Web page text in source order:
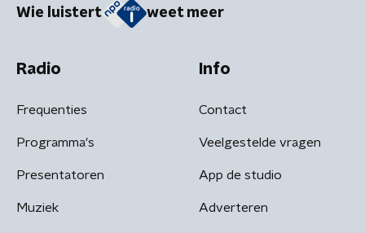
Wie luistert weet meer
Radio
Frequenties
Programma's
Presentatoren
Muziek
Info
Contact
Veelgestelde vragen
App de studio
Adverteren